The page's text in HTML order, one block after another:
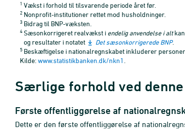
1 Vækst i forhold til tilsvarende periode året før.
2 Nonprofit-institutioner rettet mod husholdninger.
3 Bidrag til BNP-væksten.
4 Sæsonkorrigeret realvækst i endelig anvendelse i alt
og resultater i notatet
Det sæsonkorrigerede BNP.
5 Beskæftigelse i nationalregnskabet inkluderer
Kilde:www.statistikbanken.dk/nkn1
Særlige forhold ved
Første offentliggørelse af
Dette er den første offentliggørelse af